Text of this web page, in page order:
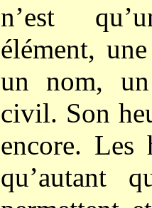
n’est
élément,
un nom,
civil. Son
encore. Les
qu’autant